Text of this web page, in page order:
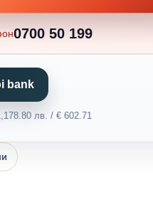
0700 50 199
bank
лв. / € 602.71